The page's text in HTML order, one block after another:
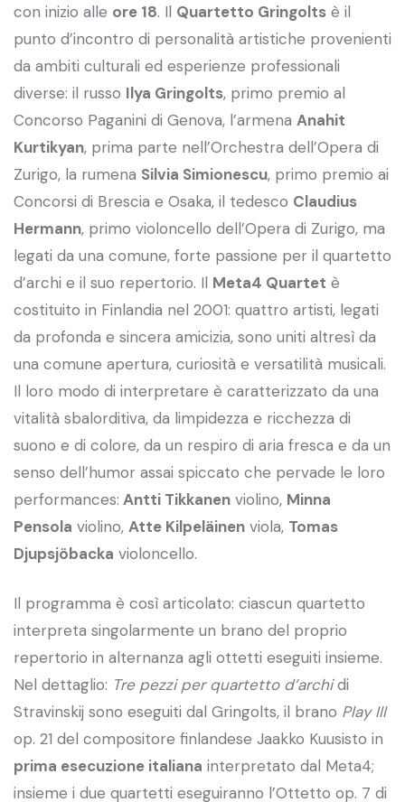
con inizio alle ore 18. Il Quartetto Gringolts è il
punto d’incontro di personalità artistiche provenienti
da ambiti culturali ed esperienze professionali
diverse: il russo Ilya Gringolts, primo premio al
Concorso Paganini di Genova, l’armena Anahit
Kurtikyan, prima parte nell’Orchestra dell’Opera di
Zurigo, la rumena Silvia Simionescu, primo premio ai
Concorsi di Brescia e Osaka, il tedesco Claudius
Hermann, primo violoncello dell’Opera di Zurigo, ma
legati da una comune, forte passione per il quartetto
d’archi e il suo repertorio. Il Meta4 Quartet è
costituito in Finlandia nel 2001: quattro artisti, legati
da profonda e sincera amicizia, sono uniti altresì da
una comune apertura, curiosità e versatilità musicali.
Il loro modo di interpretare è caratterizzato da una
vitalità sbalorditiva, da limpidezza e ricchezza di
suono e di colore, da un respiro di aria fresca e da un
senso dell’humor assai spiccato che pervade le loro
performances: Antti Tikkanen violino, Minna
Pensola violino, Atte Kilpeläinen viola, Tomas
Djupsjöbacka violoncello.
Il programma è così articolato: ciascun quartetto
interpreta singolarmente un brano del proprio
repertorio in alternanza agli ottetti eseguiti insieme.
Nel dettaglio: Tre pezzi per quartetto d’archidi
Stravinskij sono eseguiti dal Gringolts, il brano Play III
op. 21 del compositore finlandese Jaakko Kuusisto in
prima esecuzione italiana interpretato dal Meta4;
insieme i due quartetti eseguiranno l’Ottetto op. 7 di